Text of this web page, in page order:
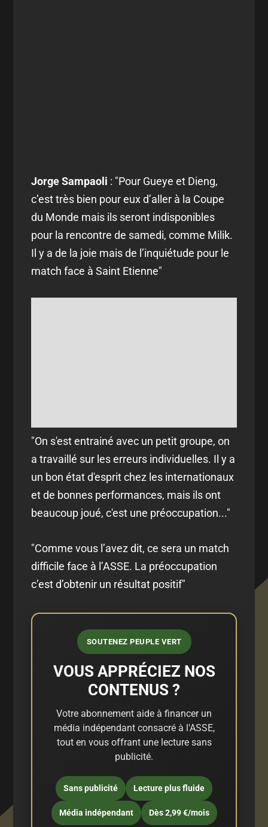
Jorge Sampaoli : "Pour Gueye et Dieng,
c’est très bien pour eux d’aller à la Coupe
du Monde mais ils seront indisponibles
pour la rencontre de samedi, comme Milik.
Il y a de la joie mais de l’inquiétude pour le
match face à Saint Etienne"
"On s'est entrainé avec un petit groupe, on
a travaillé sur les erreurs individuelles. Il y a
un bon état d'esprit chez les internationaux
et de bonnes performances, mais ils ont
beaucoup joué, c'est une préoccupation..."
"Comme vous l’avez dit, ce sera un match
difficile face à l’ASSE. La préoccupation
c’est d’obtenir un résultat positif"
SOUTENEZ PEUPLE VERT
VOUS APPRÉCIEZ NOS
CONTENUS ?
Votre abonnement aide à financer un
média indépendant consacré à l'ASSE,
tout en vous offrant une lecture sans
publicité.
Sans publicité Lecture plus fluide
Média indépendant Dès 2,99 €/mois